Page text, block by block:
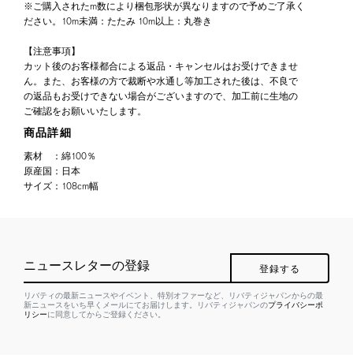
※ご購入されたm数により梱包形状が異なりますので予めご了承く
ださい。10m未満：たたみ 10m以上：丸巻き
【注意事項】
カット後のお客様都合による返品・キャンセルはお受けできませ
ん。また、お客様の方で裁断や水通し等加工された後は、不良で
の返品もお受けできない場合がございますので、加工前に生地の
ご確認をお願いいたします。
商品詳細
素材 ： 綿100％
原産国 ： 日本
サイズ ： 108cm幅
ニュースレターの登録 登録する
リバティの最新ニュースやイベント、特別オファーなど、リバティジャパンからの最
新ニュースをいち早くメールにてお届けします。リバティジャパンのプライバシーポ
リシーに同意してからご登録ください。